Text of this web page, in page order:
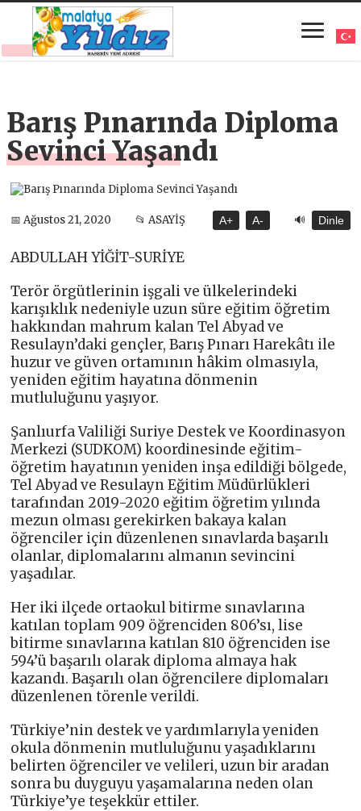
Barış Pınarında Diploma
Sevinci Yaşandı
📅 Ağustos 21, 2020 📂 ASAYİŞ A+ A- 🔊 Dinle
ABDULLAH YİĞİT-SURİYE
Terör örgütlerinin işgali ve ülkelerindeki
karışıklık nedeniyle uzun süre eğitim öğretim
hakkından mahrum kalan Tel Abyad ve
Resulayn’daki gençler, Barış Pınarı Harekâtı ile
huzur ve güven ortamının hâkim olmasıyla,
yeniden eğitim hayatına dönmenin
mutluluğunu yaşıyor.
Şanlıurfa Valiliği Suriye Destek ve Koordinasyon
Merkezi (SUDKOM) koordinesinde eğitim-
öğretim hayatının yeniden inşa edildiği bölgede,
Tel Abyad ve Resulayn Eğitim Müdürlükleri
tarafından 2019-2020 eğitim öğretim yılında
mezun olması gerekirken bakaya kalan
öğrenciler için düzenlenen sınavlarda başarılı
olanlar, diplomalarını almanın sevincini
yaşadılar.
Her iki ilçede ortaokul bitirme sınavlarına
katılan toplam 909 öğrenciden 806’sı, lise
bitirme sınavlarına katılan 810 öğrenciden ise
594’ü başarılı olarak diploma almaya hak
kazandı. Başarılı olan öğrencilere diplomaları
düzenlenen törenle verildi.
Türkiye’nin destek ve yardımlarıyla yeniden
okula dönmenin mutluluğunu yaşadıklarını
belirten öğrenciler ve velileri, uzun bir aradan
sonra bu duyguyu yaşamalarına neden olan
Türkiye’ye teşekkür ettiler.